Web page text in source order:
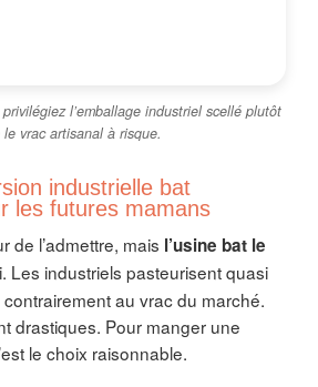
l’emballage industriel scellé plutôt
le vrac artisanal à risque.
industrielle bat
les futures mamans
l’admettre, mais l’usine bat le
Les industriels pasteurisent quasi
au vrac du marché.
drastiques. Pour manger une
le choix raisonnable.